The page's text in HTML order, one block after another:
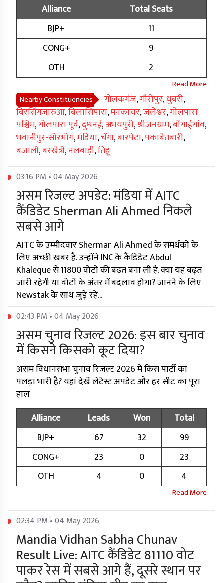
Alliance
Total Seats
BJP+
11
CONG+
9
OTH
2
Nearby Constituencies गोलकगंज,गौरीपुर,धुबरी,
बिरसिंगजारुआ,बिलासिपारा,मनकाचर,जलेश्वर,गोलपारा
पश्चिम,गोलपारा पूर्व,दुधनई,अभयपुरी,श्रीजनग्राम,बोंगाईगांव,
भवानीपुर-सोरभोग,मंडिया,चेंगा,बारपेटा,पकाबेतबारी,
बजाली,बरखेत्री,नलबाड़ी,तिहू
03:16 PM • 04 May 2026
असम रिजल्ट अपडेट: मंडिया में AITC
कैंडिडेट Sherman Ali Ahmed निकले
सबसे आगे
AITC के उम्मीदवार Sherman Ali Ahmed के समर्थकों के
लिए अच्छी खबर है. उन्होंने INC के कैंडिडेट Abdul
Khaleque से 11800 वोटों की बढ़त बना ली है. क्या यह बढ़त
जारी रहेगी या वोटों के अंतर में बदलाव होगा? जानने के लिए
Newstak के साथ जुड़े रहें...
02:43 PM • 04 May 2026
असम चुनाव रिजल्ट 2026: इस बार चुनाव
में किसने किसको कूट दिया?
असम विधानसभा चुनाव रिजल्ट 2026 में किस पार्टी का
पलड़ा भारी है? यहां देखें लेटेस्ट अपडेट और हर सीट का पूरा
हाल
Alliance
Leads Won
Total
BJP+
67 32
99
CONG+
23 0
23
OTH
4 0 4
02:34 PM • 04 May 2026
Mandia Vidhan Sabha Chunav
Result Live: AITC कैंडिडेट 81110 वोट
पाकर रेस में सबसे आगे हैं, दूसरे स्थान पर